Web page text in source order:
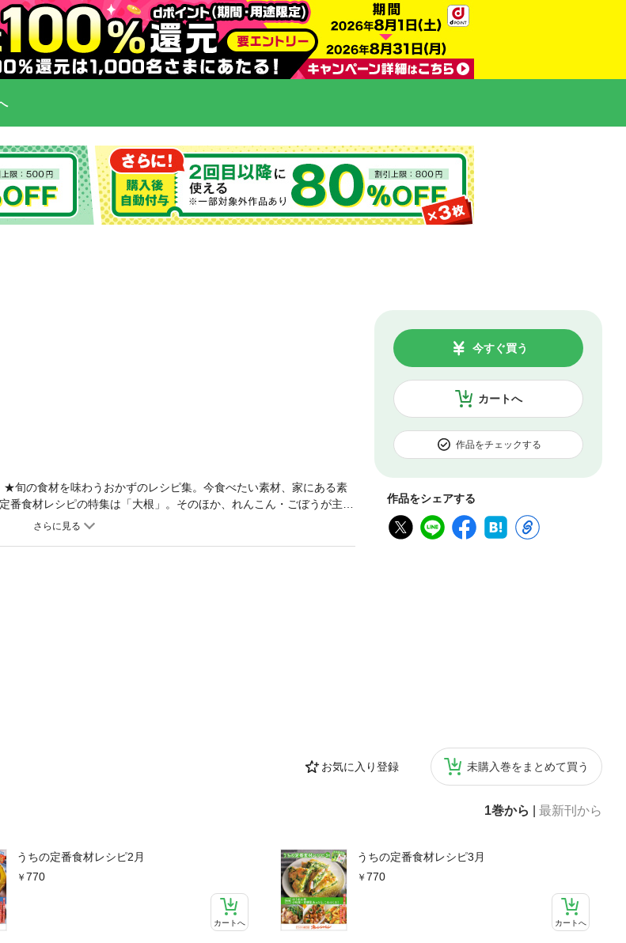
カートへ
今すぐ買う
作品をチェックする
作品をシェアする
お気に入り登録 未購入巻をまとめて買う
1巻から 最新刊から
うちの定番食材レシピ2月
770
カートへ
うちの定番食材レシピ3月
770
カートへ
旬の食材を味わうおかずのレシピ集。今食べたい素材、家にある素
食材レシピの特集は「大根」。そのほか、れんこん・ごぼうが主役
軽なグラタンをご紹介！《コンテンツの紹介》●名コンビ！大根×鶏
のメインおかず豚肉巻き大根の和風カレーソテー／大根と豚バラの
の豚キムチ 温たまのせ／大根と豚バラの甘辛煮／大根と豚こまボー
の照りマヨ煮／大根と鶏むねのチリソース／大根と手羽先の揚げび
手羽元のポトフー／大根の牛肉巻き ソース照り焼き／大根と牛肉の
根と牛肉のマヨ炒め／大根と牛肉の梅じょうゆ煮／大根と鶏ひき肉
煮／大根とえびのかき揚げ／大根とえびのエスニック炒め／大根と
リームシチュー／甘辛れんこん肉詰め／れんこんと鶏そぼろのゆず
んサンドのソース照り焼き／れんこんのミートクリームグラタン／
ヨ／れんこんと鮭のしょうが蒸し／れんこんとさばの香味マリネ焼
と鶏肉の洋風煮込み／ごぼうのピリ辛いり鶏／ごぼうと鶏肉のトマト
鶏肉の柳川風／鶏ごぼう混ぜご飯●ごぼうのメインおかずごぼうと豚
うと豚こまのキムチいり煮／ごぼうと手羽元のサムゲタン風／ごぼう